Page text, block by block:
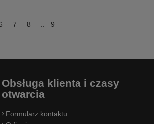
7 8 .. 9
Obsługa klienta i czasy
otwarcia
Formularz kontaktu